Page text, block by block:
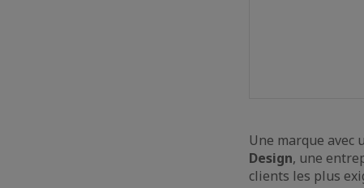
Une marque
Design, une
clients les plus